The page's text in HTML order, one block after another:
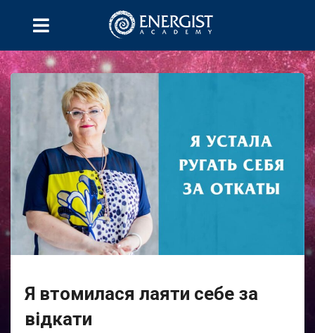
Я втомилася лаяти себе за
відкати